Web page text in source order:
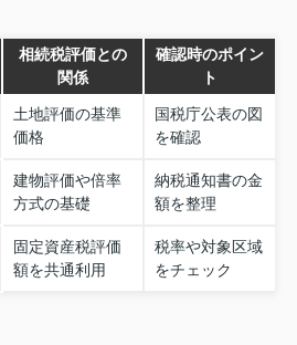
相続税評価との
関係
確認時のポイン
ト
土地評価の基準
価格
国税庁公表の図
を確認
建物評価や倍率
方式の基礎
納税通知書の金
額を整理
固定資産税評価
額を共通利用
税率や対象区域
をチェック